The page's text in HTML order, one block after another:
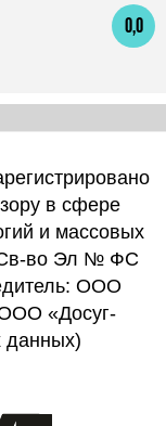
0,0
в сфере
и массовых
Св-во Эл № ФС
ООО
«Досуг-
данных)